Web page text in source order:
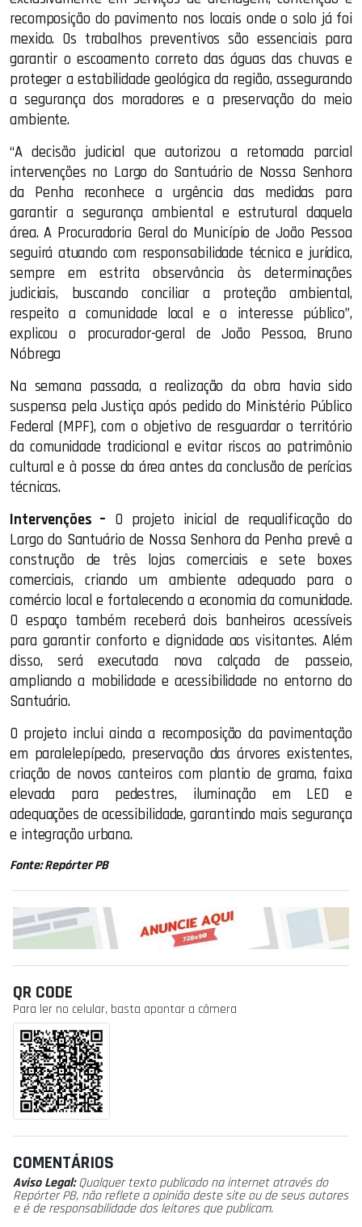
recomposição do pavimento nos locais onde o solo já foi
mexido. Os trabalhos preventivos são essenciais para
garantir o escoamento correto das águas das chuvas e
proteger a estabilidade geológica da região, assegurando
a segurança dos moradores e a preservação do meio
ambiente.
“A decisão judicial que autorizou a retomada parcial
intervenções no Largo do Santuário de Nossa Senhora
da Penha reconhece a urgência das medidas para
garantir a segurança ambiental e estrutural daquela
área. A Procuradoria Geral do Município de João Pessoa
seguirá atuando com responsabilidade técnica e jurídica,
sempre em estrita observância às determinações
judiciais, buscando conciliar a proteção ambiental,
respeito a comunidade local e o interesse público”,
explicou o procurador-geral de João Pessoa, Bruno
Nóbrega
Na semana passada, a realização da obra havia sido
suspensa pela Justiça após pedido do Ministério Público
Federal (MPF), com o objetivo de resguardar o território
da comunidade tradicional e evitar riscos ao patrimônio
cultural e à posse da área antes da conclusão de perícias
técnicas.
Intervenções – O projeto inicial de requalificação do
Largo do Santuário de Nossa Senhora da Penha prevê a
construção de três lojas comerciais e sete boxes
comerciais, criando um ambiente adequado para o
comércio local e fortalecendo a economia da comunidade.
O espaço também receberá dois banheiros acessíveis
para garantir conforto e dignidade aos visitantes. Além
disso, será executada nova calçada de passeio,
ampliando a mobilidade e acessibilidade no entorno do
Santuário.
O projeto inclui ainda a recomposição da pavimentação
em paralelepípedo, preservação das árvores existentes,
criação de novos canteiros com plantio de grama, faixa
elevada para pedestres, iluminação em LED e
adequações de acessibilidade, garantindo mais segurança
e integração urbana.
Fonte: Repórter PB
QR CODE
Para ler no celular, basta apontar a câmera
COMENTÁRIOS
Aviso Legal:Qualquer texto publicado na internet através do
Repórter PB, não reflete a opinião deste site ou de seus autores
e é de responsabilidade dos leitores que publicam.